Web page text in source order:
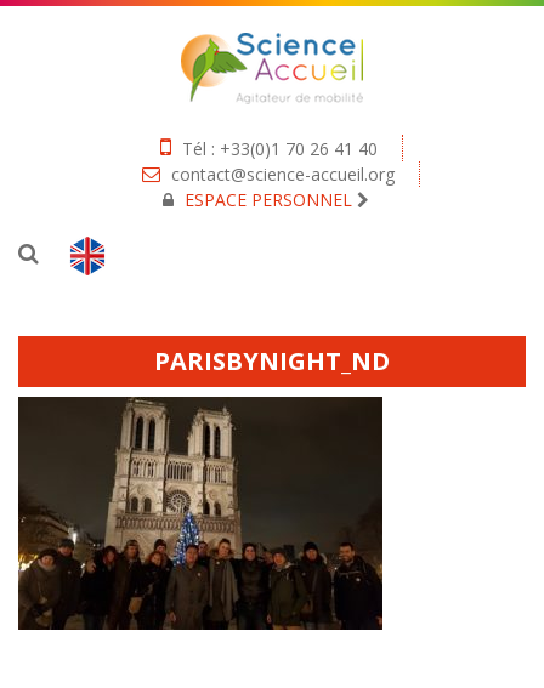
Tél : +33(0)1 70 26 41 40
contact@science-accueil.org
ESPACE PERSONNEL
PARISBYNIGHT_ND